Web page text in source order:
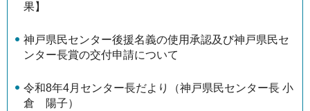
果】
神戸県民センター後援名義の使用承認及び神戸県民セ
ンター長賞の交付申請について
令和8年4月センター長だより（神戸県民センター長 小
倉 陽子）